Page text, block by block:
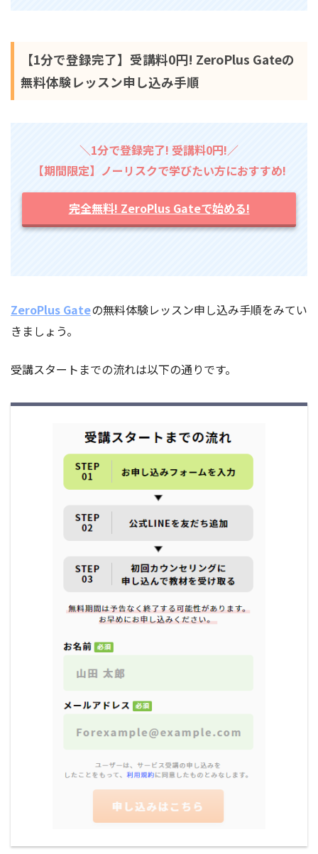
【1分で登録完了】受講料0円! ZeroPlus Gateの
無料体験レッスン申し込み手順
＼1分で登録完了! 受講料0円!／
【期間限定】ノーリスクで学びたい方におすすめ!
完全無料! ZeroPlus Gateで始める!
ZeroPlus Gateの無料体験レッスン申し込み手順をみてい
きましょう。
受講スタートまでの流れは以下の通りです。